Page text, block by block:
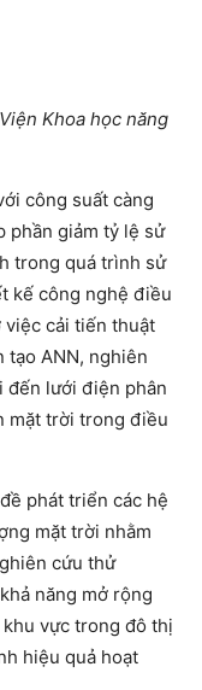
Khoa học năng
công suất càng
phần giảm tỷ lệ sử
trong quá trình sử
kế công nghệ điều
việc cải tiến thuật
tạo ANN, nghiên
đến lưới điện phân
mặt trời trong điều
phát triển các hệ
mặt trời nhằm
cứu thử
năng mở rộng
vực trong đô thị
hiệu quả hoạt